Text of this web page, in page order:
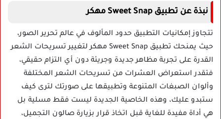
نبذة عن تطبيق Sweet Snap مهكر
تتجاوز إمكانيات التطبيق حدود المألوف في عالم تحرير الصور،
حيث يمنحك تطبيق Sweet Snap مهكر لتغيير تسريحات الشعر
القدرة على تجربة مظاهر جديدة وجريئة دون أي التزام حقيقي،
فتقدر استعراض العشرات من تسريحات الشعر المختلفة
وألوان الصبغات المتنوعة وتطبيقها على صورتك لترى كيف
ستبدو عليك، وهذه الخاصية الجديدة ليست فقط مسلية بل
هي أداة مفيدة للغاية قبل اتخاذ قرار بزيارة صالون التجميل،